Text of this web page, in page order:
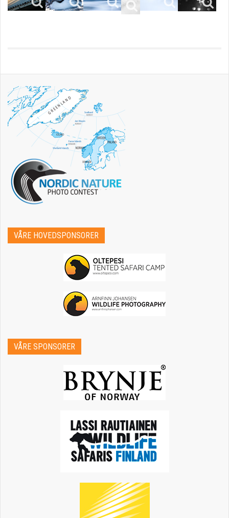
VÅRE HOVEDSPONSORER
VÅRE SPONSORER